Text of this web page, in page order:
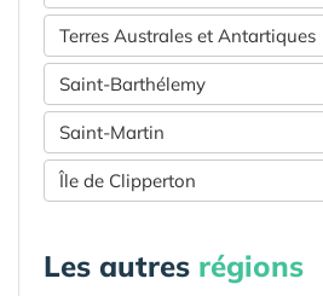
Terres Australes et Antartiques
Saint-Barthélemy
Saint-Martin
Île de Clipperton
Les autres régions